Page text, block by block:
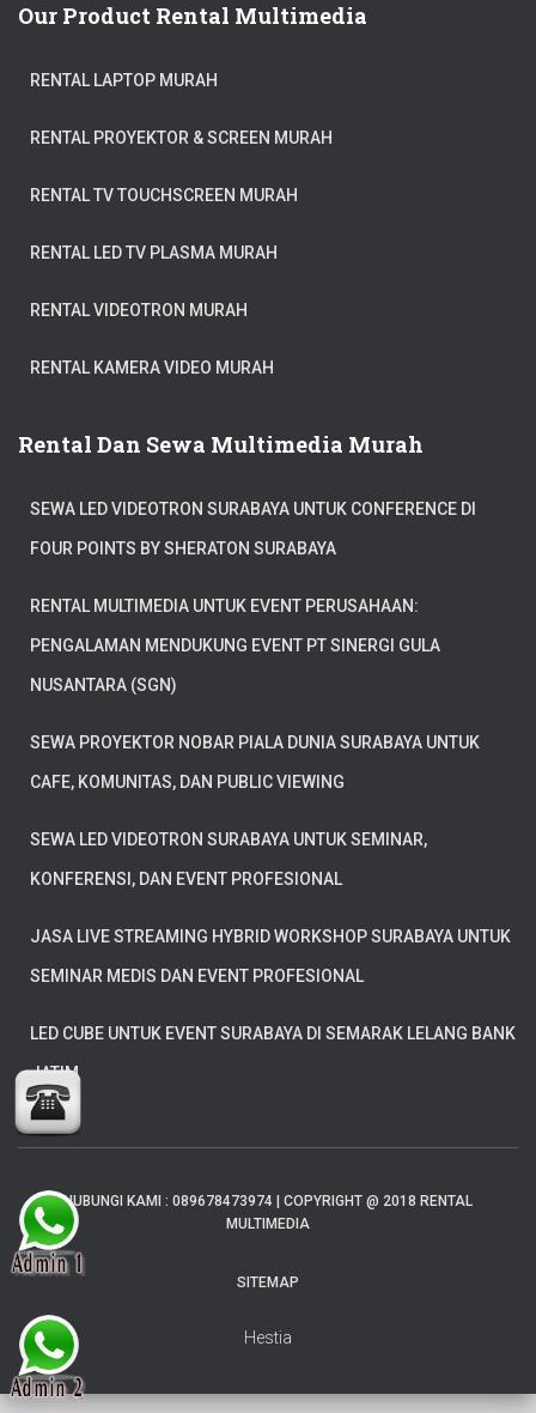
Our Product Rental Multimedia
RENTAL LAPTOP MURAH
RENTAL PROYEKTOR & SCREEN MURAH
RENTAL TV TOUCHSCREEN MURAH
RENTAL LED TV PLASMA MURAH
RENTAL VIDEOTRON MURAH
RENTAL KAMERA VIDEO MURAH
Rental Dan Sewa Multimedia Murah
SEWA LED VIDEOTRON SURABAYA UNTUK CONFERENCE DI
FOUR POINTS BY SHERATON SURABAYA
RENTAL MULTIMEDIA UNTUK EVENT PERUSAHAAN:
PENGALAMAN MENDUKUNG EVENT PT SINERGI GULA
NUSANTARA (SGN)
SEWA PROYEKTOR NOBAR PIALA DUNIA SURABAYA UNTUK
CAFE, KOMUNITAS, DAN PUBLIC VIEWING
SEWA LED VIDEOTRON SURABAYA UNTUK SEMINAR,
KONFERENSI, DAN EVENT PROFESIONAL
JASA LIVE STREAMING HYBRID WORKSHOP SURABAYA UNTUK
SEMINAR MEDIS DAN EVENT PROFESIONAL
LED CUBE UNTUK EVENT SURABAYA DI SEMARAK LELANG BANK
JATIM
HUBUNGI KAMI : 089678473974 | COPYRIGHT @ 2018 RENTAL
MULTIMEDIA
SITEMAP
Hestia